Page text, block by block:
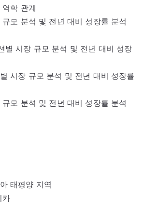
학 관계
규모 분석 및 전년 대비 성장률 분석
별 시장 규모 분석 및 전년 대비 성장
시장 규모 분석 및 전년 대비 성장률
규모 분석 및 전년 대비 성장률 분석
태평양 지역
카